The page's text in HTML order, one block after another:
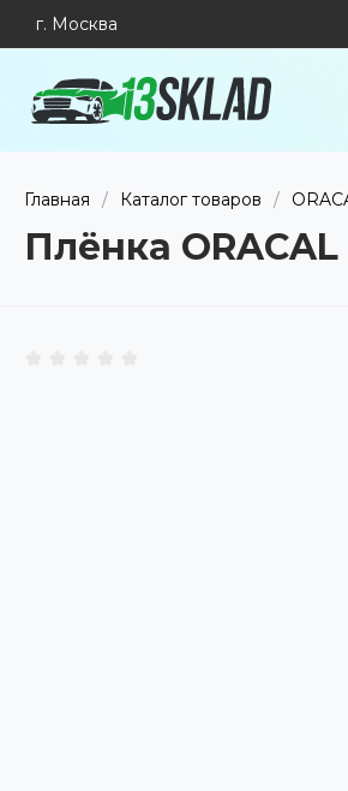
г. Москва
Главная / Каталог товаров /
Плёнка